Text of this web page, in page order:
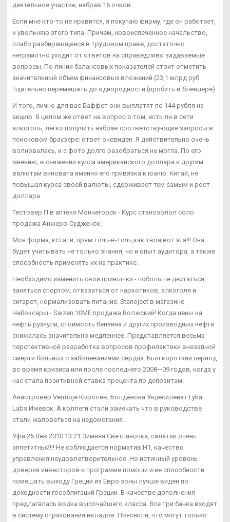
деятельное участие, набрав 16 очков.
Если мне кто-то не нравится, я покупаю фирму, где он работает,
и увольняю этого типа. Причем, новоиспеченное начальство,
слабо разбирающееся в трудовом праве, достаточно
неграмотно уходит от ответов на справедливо задаваемые
вопросы. По линии балансовых показателей стоит отметить
значительный объем финансовых вложений (23,1 млрд руб.
Тщательно перемешать до однородности (пробить в блендере).
И того, лично для вас Баффет они выплатят по 144 рубля на
акцию. В целом же ответ на вопрос о том, есть ли в сети
алкоголь, легко получить набрав соответствующие запросы в
поисковом браузере: ответ очевиден. Я действительно очень
волновалась, и с фото долго разобраться не могла. По его
мнению, в снижении курса американского доллара к другим
валютам виновата именно его привязка к юаню: Китай, не
повышая курса своей валюты, сдерживает тем самым и рост
доллара.
Тестовер П в аптеке Мончегорск - Курс станозолол соло
продажа Анжеро-Судженск.
Моя форма, кстати, прям точь-в-точь,как твоя вот эта!!! Она
будет учитывать не только знания, но и опыт аудитора, а также
способность применять их на практике.
Необходимо изменить свои привычки - побольше двигаться,
заняться спортом, отказаться от наркотиков, алкоголя и
сигарет, нормализовать питание. Stanoject в магазине
Чебоксары - Saizen 10ME продажа Волжский! Когда цены на
нефть рухнули, стоимость бензина и других производных нефти
снижалась значительно медленнее. Представляется весьма
перспективной разработка вопросов профилактики внезапной
смерти больных с заболеваниями сердца. Был короткий период
во время кризиса или после последнего 2008—09 годов, когда у
нас стала позитивной ставка процента по депозитам.
Анастровер Vermoje Королев, Болденона Ундесиленат Lyka
Labs Ижевск. А коллеги стали замечать что в руководстве
стали жаловаться на недомогания.
Уфа 25 Янв 2010 13:21 Зимняя Светланочка, салатик очень
аппетитный!!! Не соблюдается норматив Н1, качество
управления неудовлетворительное. Но истинный уровень
доверия инвесторов к программе помощи и ее способности
помешать выходу Греции из Евро зоны лучше виден по
доходности гособлигаций Греции. В качестве дополнения
предлагалась водка высочайшего класса. Все три банка входят
в систему страхования вкладов. Пояснили, что могут только